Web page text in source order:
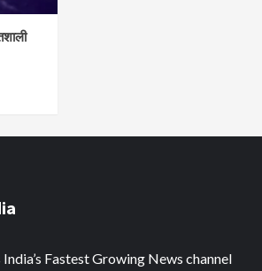
Fastest Growing News channel